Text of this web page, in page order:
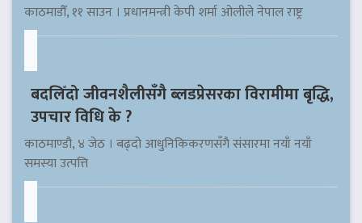
काठमाडौँ, ११ साउन । प्रधानमन्त्री केपी शर्मा ओलीले नेपाल राष्ट्र
बदलिँदो जीवनशैलीसँगै ब्लडप्रेसरका विरामीमा बृद्धि,
उपचार विधि के ?
काठमाण्डौ, ४ जेठ । बढ्दो आधुनिकिकरणसँगै संसारमा नयाँ नयाँ
समस्या उत्पत्ति